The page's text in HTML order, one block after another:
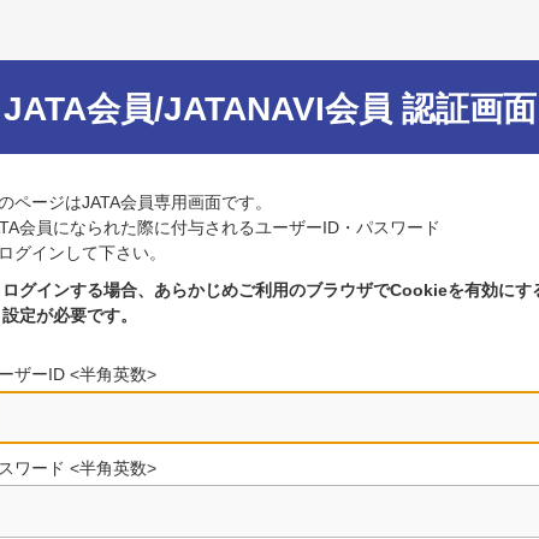
JATA会員/JATANAVI会員 認証画面
ページはJATA会員専用画面です。
会員になられた際に付与されるユーザーID・パスワード
グインして下さい。
ログインする場合、あらかじめご利用のブラウザでCookieを有効にす
設定が必要です。
ザーID <半角英数>
ワード <半角英数>